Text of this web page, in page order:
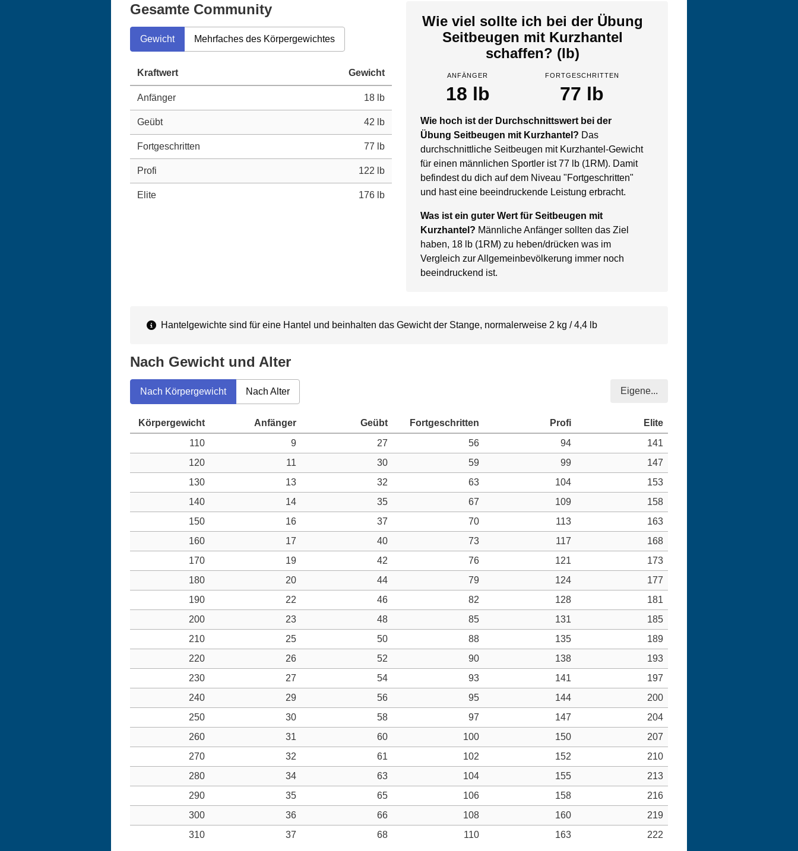
Gesamte Community
Gewicht Mehrfaches des Körpergewichtes
Kraftwert Gewicht
Anfänger 18 lb
Geübt 42 lb
Fortgeschritten 77 lb
Profi 122 lb
Elite 176 lb
Wie viel sollte ich bei der Übung
Seitbeugen mit Kurzhantel
schaffen? (lb)
ANFÄNGER
18 lb
FORTGESCHRITTEN
77 lb
Wie hoch ist der Durchschnittswert bei der
Übung Seitbeugen mit Kurzhantel? Das
durchschnittliche Seitbeugen mit Kurzhantel-Gewicht
für einen männlichen Sportler ist 77 lb (1RM). Damit
befindest du dich auf dem Niveau "Fortgeschritten"
und hast eine beeindruckende Leistung erbracht.
Was ist ein guter Wert für Seitbeugen mit
Kurzhantel? Männliche Anfänger sollten das Ziel
haben, 18 lb (1RM) zu heben/drücken was im
Vergleich zur Allgemeinbevölkerung immer noch
beeindruckend ist.
Hantelgewichte sind für eine Hantel und beinhalten das Gewicht der Stange, normalerweise 2 kg / 4,4 lb
Nach Gewicht und Alter
Nach Körpergewicht Nach Alter Eigene...
110 9 27 56 94
141
120
11 30 59 99
147
130
13 32 63 104
153
140
14 35 67 109
158
150
16 37 70 113
163
160
17 40 73 117
168
170
19 42 76 121
173
180
20 44 79 124
177
190
22 46 82 128
181
200
23 48 85 131
185
210
25 50 88 135
189
220
26 52 90 138
193
230
27 54 93 141
197
240
29 56 95 144
200
250
30 58 97 147
204
260
31 60 100 150
207
270
32 61 102 152
210
280
34 63 104 155
213
290
35 65 106 158
216
300
36 66 108 160
219
310
37 68 110 163 222